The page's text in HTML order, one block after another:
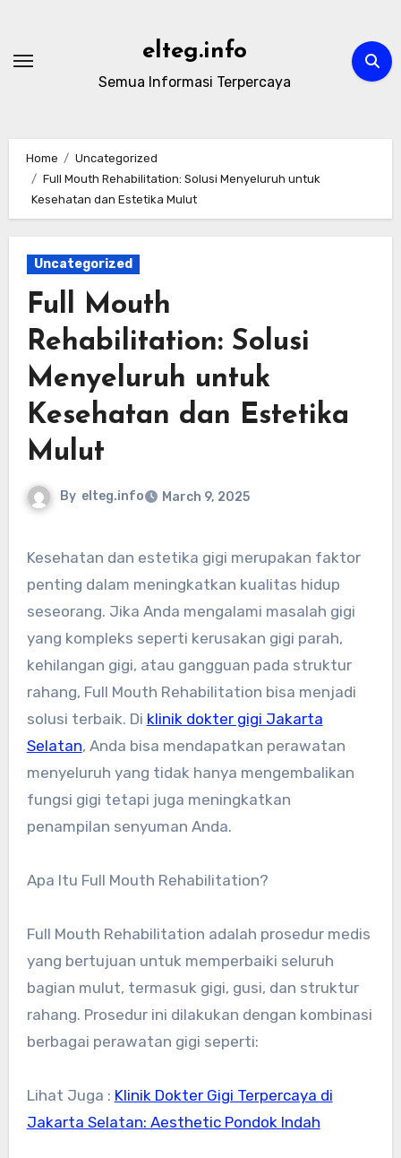
content
elteg.info
Semua Informasi Terpercaya
Home
Uncategorized
Full Mouth Rehabilitation: Solusi Menyeluruh untuk
Kesehatan dan Estetika Mulut
Uncategorized
Full Mouth
Rehabilitation: Solusi
Menyeluruh untuk
Kesehatan dan Estetika
Mulut
By elteg.info March 9, 2025
Kesehatan dan estetika gigi merupakan faktor
penting dalam meningkatkan kualitas hidup
seseorang. Jika Anda mengalami masalah gigi
yang kompleks seperti kerusakan gigi parah,
kehilangan gigi, atau gangguan pada struktur
rahang, Full Mouth Rehabilitation bisa menjadi
solusi terbaik. Di klinik dokter gigi Jakarta
Selatan, Anda bisa mendapatkan perawatan
menyeluruh yang tidak hanya mengembalikan
fungsi gigi tetapi juga meningkatkan
penampilan senyuman Anda.
Apa Itu Full Mouth Rehabilitation?
Full Mouth Rehabilitation adalah prosedur medis
yang bertujuan untuk memperbaiki seluruh
bagian mulut, termasuk gigi, gusi, dan struktur
rahang. Prosedur ini dilakukan dengan kombinasi
berbagai perawatan gigi seperti:
Lihat Juga : Klinik Dokter Gigi Terpercaya di
Jakarta Selatan: Aesthetic Pondok Indah